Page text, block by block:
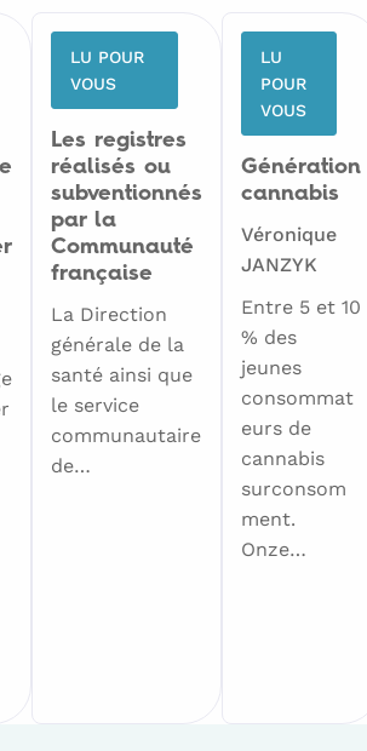
LU POUR
VOUS
Les registres
réalisés ou
subventionnés
par la
Communauté
française
La Direction
générale de la
santé ainsi que
le service
communautaire
de…
LU
POUR
VOUS
Génération
cannabis
Véronique
JANZYK
Entre 5 et 10
% des
jeunes
consommat
eurs de
cannabis
surconsom
ment.
Onze…